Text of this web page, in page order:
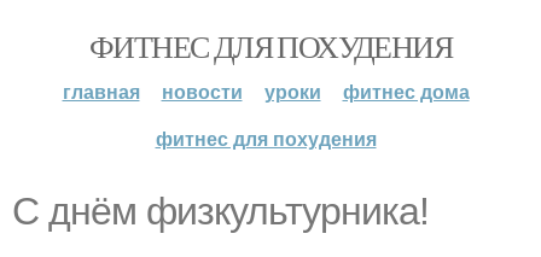
ФИТНЕС ДЛЯ ПОХУДЕНИЯ
главная новости уроки
фитнес дома
фитнес для похудения
С днём физкультурника!